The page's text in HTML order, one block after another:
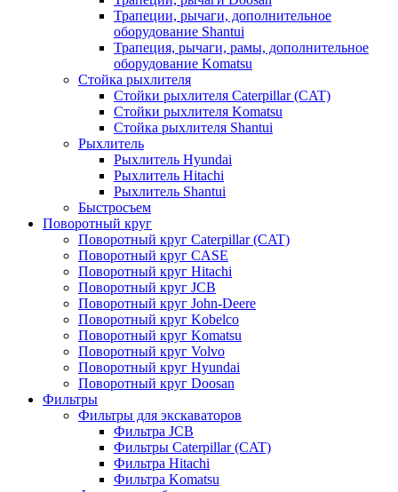
Трапеции, рычаги, дополнительное
оборудование Shantui
Трапеция, рычаги, рамы, дополнительное
оборудование Komatsu
Стойка рыхлителя
Стойки рыхлителя Caterpillar (CAT)
Стойки рыхлителя Komatsu
Стойка рыхлителя Shantui
Рыхлитель
Рыхлитель Hyundai
Рыхлитель Hitachi
Рыхлитель Shantui
Быстросъем
Поворотный круг
Поворотный круг Caterpillar (CAT)
Поворотный круг CASE
Поворотный круг Hitachi
Поворотный круг JCB
Поворотный круг John-Deere
Поворотный круг Kobelco
Поворотный круг Komatsu
Поворотный круг Volvo
Поворотный круг Hyundai
Поворотный круг Doosan
Фильтры
Фильтры для экскаваторов
Фильтра JCB
Фильтры Caterpillar (CAT)
Фильтра Hitachi
Фильтра Komatsu